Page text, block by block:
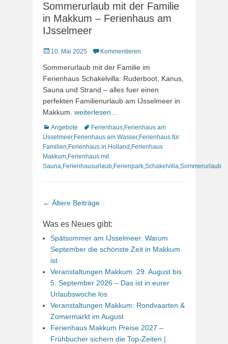
Sommerurlaub mit der Familie
in Makkum – Ferienhaus am
IJsselmeer
Veröffentlicht
10. Mai 2025 Kommentieren
Sommerurlaub mit der Familie im
Ferienhaus Schakelvilla: Ruderboot, Kanus,
Sauna und Strand – alles fuer einen
perfekten Familienurlaub am IJsselmeer in
Makkum. weiterlesen…
Kategorien
Angebote Schlagworte
Ferienhaus,Ferienhaus am
IJsselmeer,Ferienhaus am Wasser,Ferienhaus für
Familien,Ferienhaus in Holland ,Ferienhaus
Makkum,Ferienhaus mit
Sauna,Ferienhausurlaub,Ferienpark,Schakelvilla,Sommerurlaub
Beitrags-
← Ältere Beiträge
Was es Neues gibt:
Spätsommer am IJsselmeer: Warum
September die schönste Zeit in Makkum
ist
Veranstaltungen Makkum: 29. August bis
5. September 2026 – Das ist in eurer
Urlaubswoche los
Veranstaltungen Makkum: Rondvaarten &
Zomermarkt im August
Ferienhaus Makkum Preise 2027 –
Frühbucher sichern die Top-Zeiten |